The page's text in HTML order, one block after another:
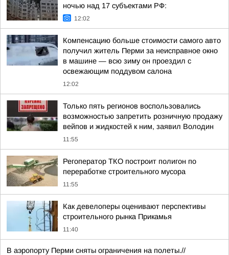
ночью над 17 субъектами РФ:
12:02
Компенсацию больше стоимости самого авто
получил житель Перми за неисправное окно
в машине — всю зиму он проездил с
освежающим поддувом салона
12:02
Только пять регионов воспользовались
возможностью запретить розничную продажу
вейпов и жидкостей к ним, заявил Володин
11:55
Регоператор ТКО построит полигон по
переработке строительного мусора
11:55
Как девелоперы оценивают перспективы
строительного рынка Прикамья
11:40
В аэропорту Перми сняты ограничения на полеты.//